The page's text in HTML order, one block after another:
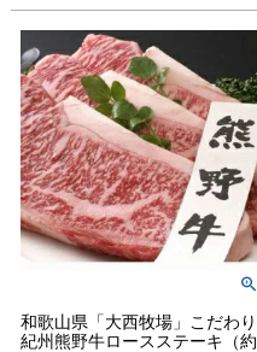
和歌山県「大西牧場」こだわり
紀州熊野牛ロースステーキ（約